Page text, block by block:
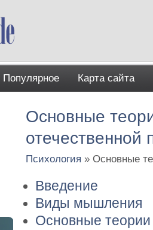
Популярное Карта сайта
Основные
отечественной
Психология » Основные
Введение
Виды мышления
Основные